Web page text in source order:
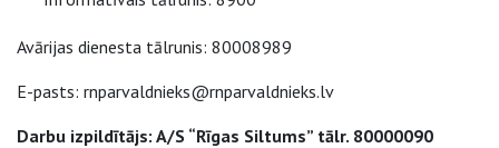
Avārijas dienesta tālrunis: 80008989
E-pasts: rnparvaldnieks@rnparvaldnieks.lv
Darbu izpildītājs: A/S “Rīgas Siltums” tālr. 80000090